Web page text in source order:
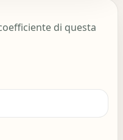
di questa